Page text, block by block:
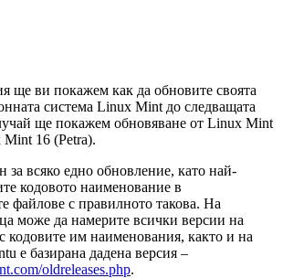
ще ви покажем как да обновите своята
система Linux Mint до следващата
ще покажем обновяване от Linux Mint
16 (Petra).
за всяко едно обновление, като най-
кодовото наименование в
файлове с правилното такова. На
може да намерите всички версии на
кодовите им наименования, както и на
е базирана дадена версия –
oldreleases.php.